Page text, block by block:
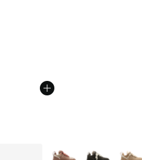
Weitere Farben